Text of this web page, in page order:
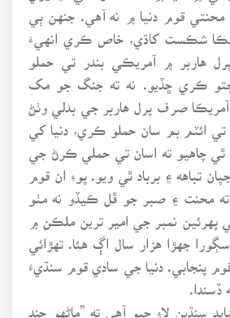
قوم دنيا ۾ نه آهي. جنهن ٻي
جيڪا شڪست کاڌي، خاص ڪري انهيءَ
هاربر ۾ آمريڪي بندر تي حملو
ڪري ڇڏيو. نه ته جنگ جو مک
صرف پرل هاربر جي بدلي وٺڻ
تي ائٽم بم سان حملو ڪري، دنيا کي
چاهيو ته اسان تي حملي ڪرڻ جي
تباهه ۽ برباد ٿي ويو. پوءِ ان قوم
ته محنت ۽ صبر جو ڦل ڪيڏو نه مٺو
پهرئين نمبر جي امير ترين ملڪن ۾
جهڙا هزار سال اڳ هئا. تهڙائي
پنجابي. دنيا جي سادي قوم سنڌيءَ
سنڌين لاءِ چيو آهي ته ”ماڻهو چنڊ